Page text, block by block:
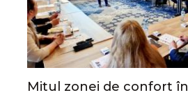
Mitul zonei de confort în